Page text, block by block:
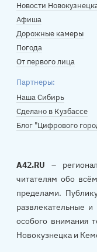
Новости
Афиша
Дорожные камеры
Погода
От первого лица
Партнеры:
Наша Сибирь
Сделано в Кузбассе
Блог "Цифрового
A42.RU –
читателям обо
пределами.
развлекательные
особого внимания
Новокузнецка и